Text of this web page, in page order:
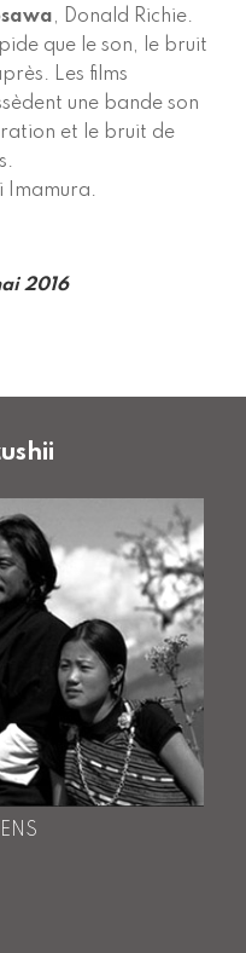
, Donald Richie.
que le son, le bruit
Les films
une bande son
et le bruit de
Imamura.
2016